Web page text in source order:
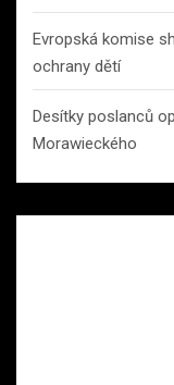
Evropská komise
ochrany dětí
Desítky poslanců
Morawieckého